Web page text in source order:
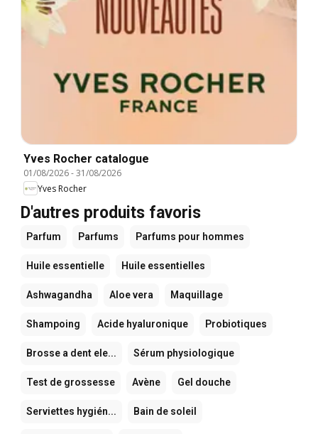
Yves Rocher catalogue
01/08/2026-31/08/2026
Yves Rocher
D'autres produits favoris
Parfum Parfums Parfums pour hommes
Huile essentielle Huile essentielles
Ashwagandha Aloe vera Maquillage
Shampoing Acide hyaluronique Probiotiques
Brosse a dent ele... Sérum physiologique
Test de grossesse Avène Gel douche
Serviettes hygién... Bain de soleil